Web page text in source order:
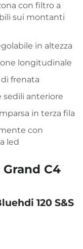
con filtro a
sui montanti
in altezza
longitudinale
frenata
sedili anteriore
in terza fila
con
led
C4
120 S&S